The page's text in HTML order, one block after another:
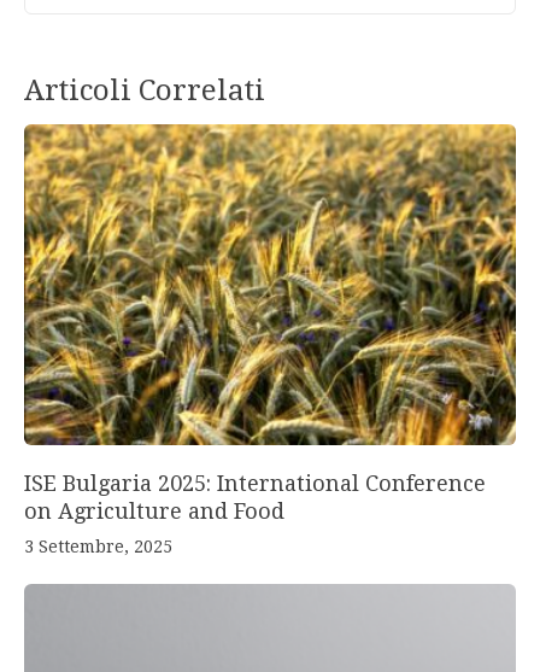
Articoli Correlati
ISE Bulgaria 2025: International Conference
on Agriculture and Food
3 Settembre, 2025